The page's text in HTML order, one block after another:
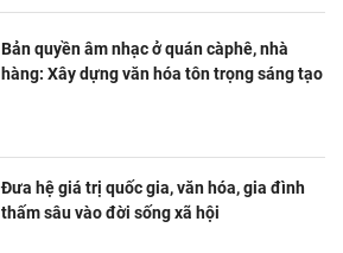
Bản quyền âm nhạc ở quán càphê, nhà
hàng: Xây dựng văn hóa tôn trọng sáng tạo
Đưa hệ giá trị quốc gia, văn hóa, gia đình
thấm sâu vào đời sống xã hội